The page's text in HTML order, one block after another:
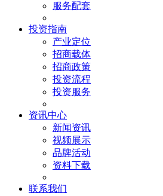
服务配套
投资指南
产业定位
招商载体
招商政策
投资流程
投资服务
资讯中心
新闻资讯
视频展示
品牌活动
资料下载
联系我们